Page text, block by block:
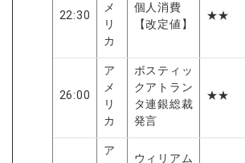
22:30
メ
リ
カ
個人消費
【改定値】
★★
26:00
ア
メ
リ
カ
ボスティッ
クアトラン
タ連銀総裁
発言
★★
ア
ウィリアム